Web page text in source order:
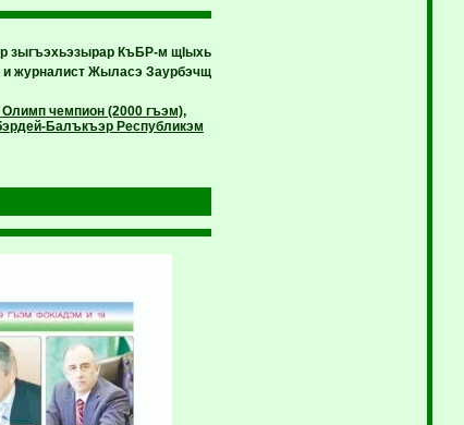
зыгъэхьэзырар КъБР-м щIыхь
и журналист Жыласэ Заурбэчщ
чемпион (2000 гъэм),
Балъкъэр Республикэм